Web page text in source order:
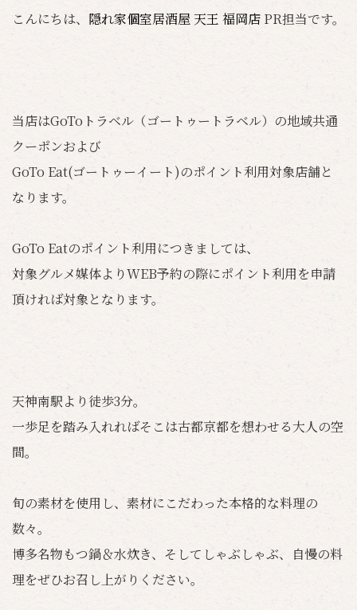
こんにちは、 隠れ家個室居酒屋 天王 福岡店 PR担当です。
当店はGoToトラベル（ゴートゥートラベル）の地域共通
クーポンおよび
GoTo Eat(ゴートゥーイート)のポイント利用対象店舗と
なります。
GoTo Eatのポイント利用につきましては、
対象グルメ媒体よりWEB予約の際にポイント利用を申請
頂ければ対象となります。
天神南駅より徒歩3分。
一歩足を踏み入れればそこは古都京都を想わせる大人の空
間。
旬の素材を使用し、素材にこだわった本格的な料理の
数々。
博多名物もつ鍋＆水炊き、そしてしゃぶしゃぶ、自慢の料
理をぜひお召し上がりください。